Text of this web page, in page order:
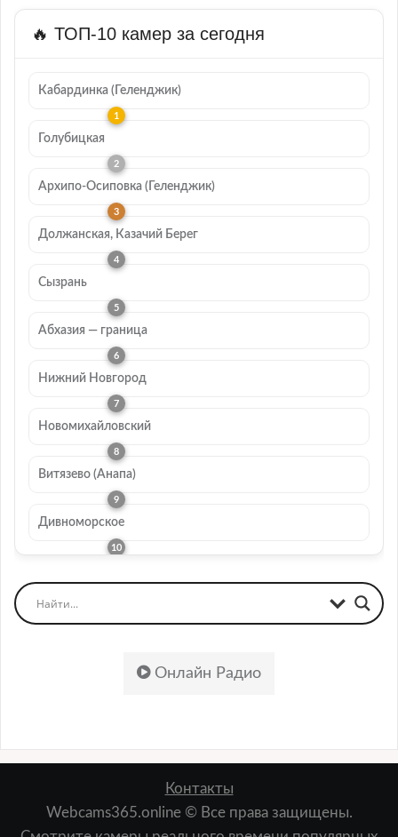
🔥 ТОП-10 камер за сегодня
Кабардинка (Геленджик)
Голубицкая
Архипо-Осиповка (Геленджик)
Должанская, Казачий Берег
Сызрань
Абхазия — граница
Нижний Новгород
Новомихайловский
Витязево (Анапа)
Дивноморское
Онлайн Радио
Контакты
Webcams365.online © Все права защищены.